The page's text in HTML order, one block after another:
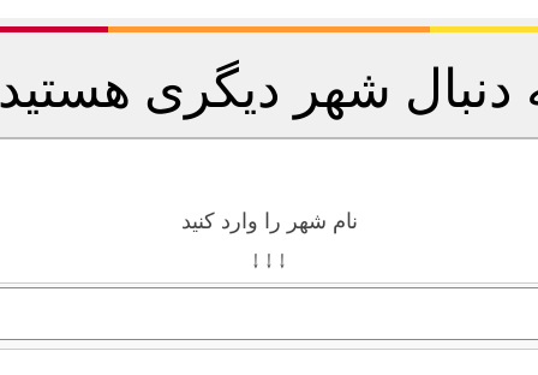
دنبال شهر دیگری
نام شهر را وارد کنید
↓ ↓ ↓